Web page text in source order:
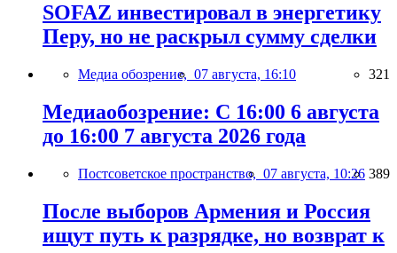
SOFAZ инвестировал в энергетику
Перу, но не раскрыл сумму сделки
Медиа обозрение, 07 августа, 16:10 321
Медиаобозрение: С 16:00 6 августа
до 16:00 7 августа 2026 года
Постсоветское пространство, 07 августа, 10:26 389
После выборов Армения и Россия
ищут путь к разрядке, но возврат к